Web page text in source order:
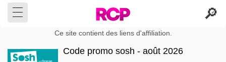
Ce site contient des liens d'affiliation.
Code promo sosh - août 2026